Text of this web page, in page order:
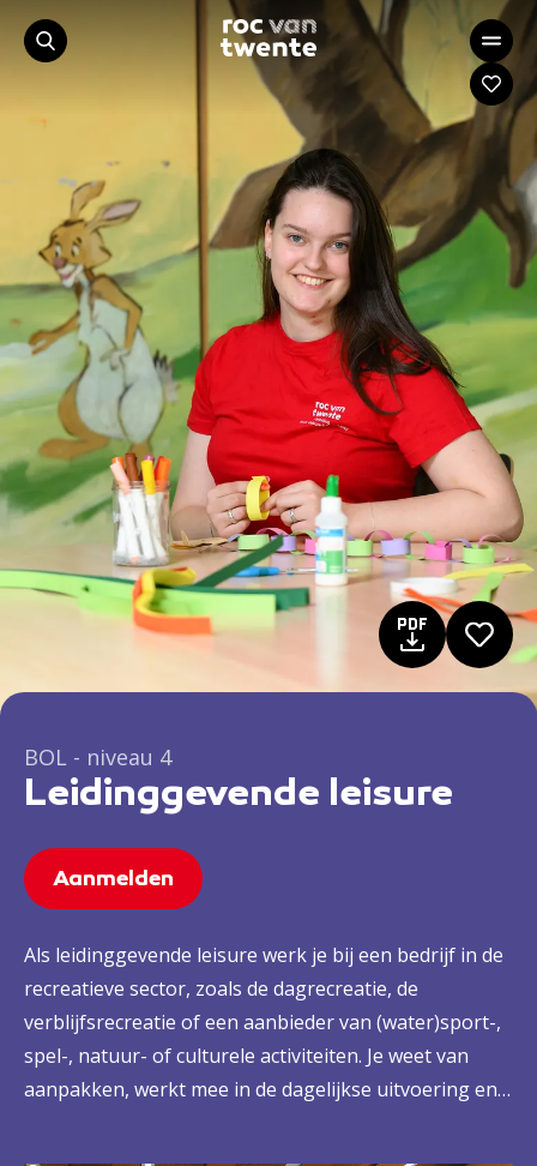
BOL - niveau 4
Leidinggevende leisure
Aanmelden
Als leidinggevende leisure werk je bij een bedrijf in de
recreatieve sector, zoals de dagrecreatie, de
verblijfsrecreatie of een aanbieder van (water)sport-,
spel-, natuur- of culturele activiteiten. Je weet van
aanpakken, werkt mee in de dagelijkse uitvoering en